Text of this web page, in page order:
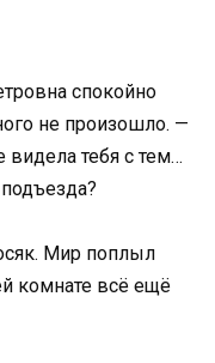
спокойно
не произошло. —
тебя с тем…
Мир поплыл
комнате всё ещё